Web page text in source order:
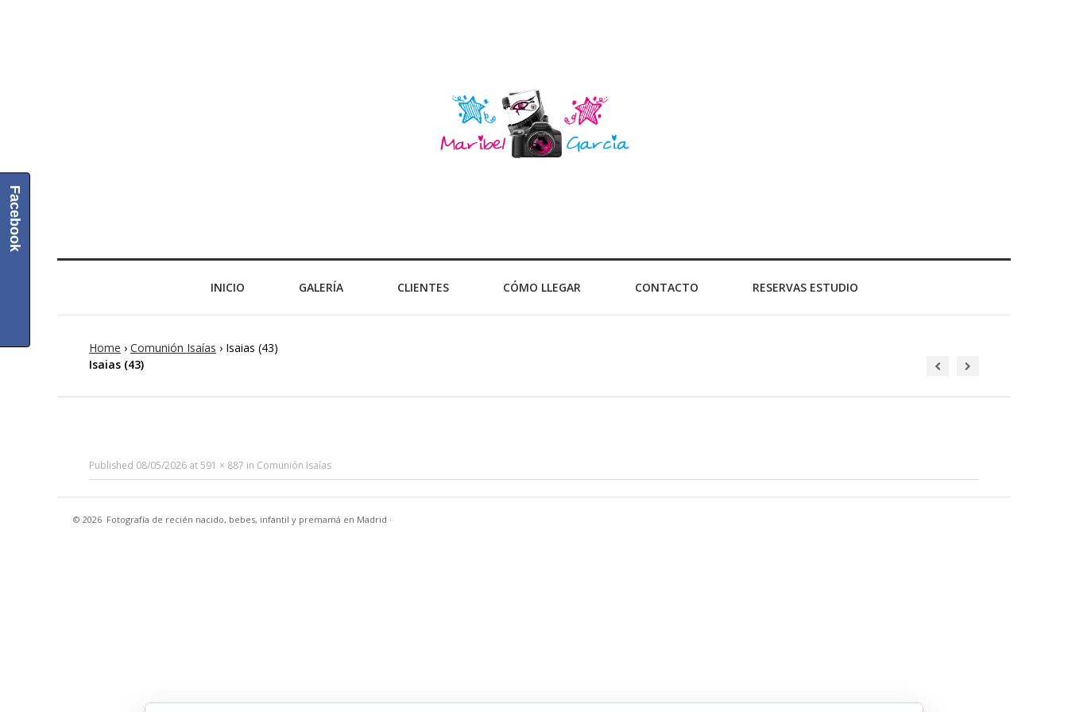
INICIO GALERÍA CLIENTES CÓMO LLEGAR CONTACTO RESERVAS ESTUDIO
Home › Comunión Isaías › Isaias (43)
Isaias (43)
Published 08/05/2026 at591 × 887 in Comunión Isaías
© 2026 Fotografía de recién nacido, bebes, infantil y premamá en Madrid ·
Facebook